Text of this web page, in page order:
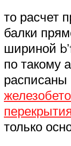
то расчет
балки
шириной
по такому
расписаны
только